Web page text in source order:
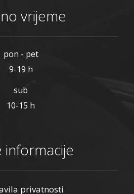
vrijeme
pon - pet
9-19 h
sub
10-15 h
informacije
privatnosti